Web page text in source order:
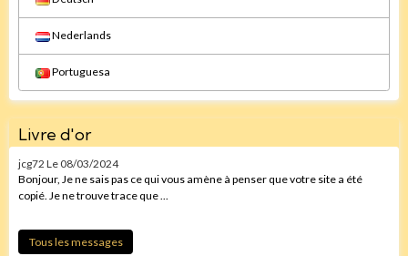
Nederlands
Portuguesa
Livre d'or
jcg72 Le 08/03/2024
Bonjour, Je ne sais pas ce qui vous amène à penser que votre site a été
copié. Je ne trouve trace que ...
Tous les messages